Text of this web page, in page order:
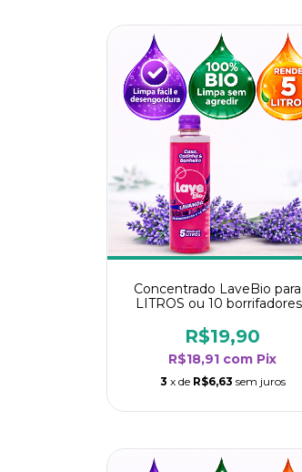
Concentrado LaveBio
LITROS ou 10
- Lavanda
R$19,90
R$18,91 com Pix
3 x de R$6,63 sem juros